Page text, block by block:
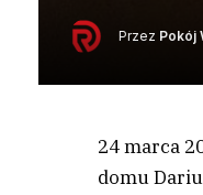
Przez Pokój
24 marca
domu